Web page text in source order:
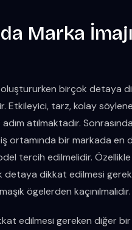
Marka
birçok detaya
Etkileyici, tarz, kolay
atılmaktadır.
ortamında bir markada en
tercih edilmelidir.
dikkat edilmesi
ögelerden kaçınılmalıdır.
edilmesi gereken diğer bir